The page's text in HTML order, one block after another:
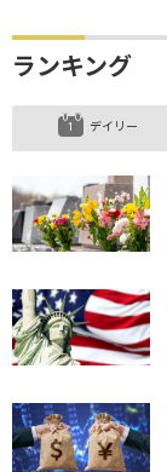
ランキング
デイリー